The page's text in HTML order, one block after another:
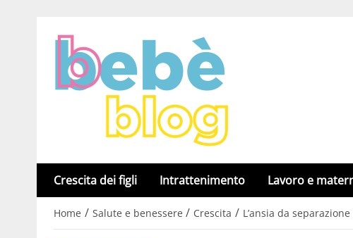
Crescita dei figli Intrattenimento Lavoro e
Home / Salute e benessere / Crescita / L’ansia da